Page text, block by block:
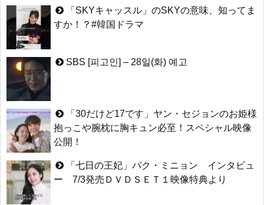
「SKYキャッスル」のSKYの意味、知ってま
すか！？#韓国ドラマ
SBS [피고인] – 28일(화) 예고
「30だけど17です」ヤン・セジョンのお姫様
抱っこや腕枕に胸キュン必至！スペシャル映像
公開！
「七日の王妃」パク・ミニョン インタビュ
ー 7/3発売ＤＶＤＳＥＴ１映像特典より